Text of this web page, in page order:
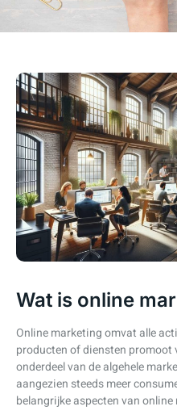
Wat is online
Online marketing omvat alle
producten of diensten promoot
onderdeel van de algehele
aangezien steeds meer
belangrijke aspecten van